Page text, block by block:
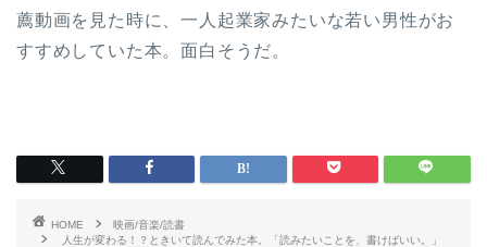
薦動画を見た時に、一人起業家みたいな若い男性がお
すすめしていた本。面白そうだ。
HOME
映画/音楽/読書
人生が変わる！？ときいて読んでみた本。「読みたいことを、書けばいい。」